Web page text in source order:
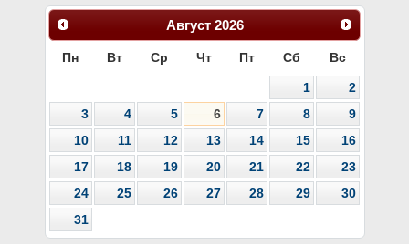
Август 2026
Пн Вт Ср Чт Пт Сб Вс
1
2
3
4 5 6 7 8
9
10
11 12 13 14 15
16
17
18 19 20 21 22
23
24
25 26 27 28 29
30
31